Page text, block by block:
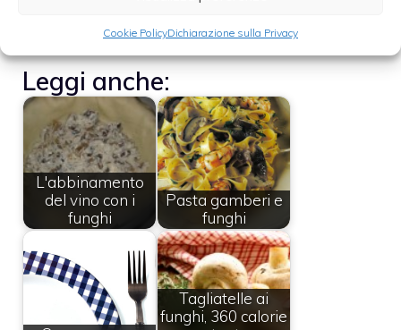
Cookie PolicyDichiarazione sulla Privacy
Leggi anche:
L'abbinamento
del vino con i
funghi
Pasta gamberi e
funghi
Tagliatelle ai
funghi, 360 calorie